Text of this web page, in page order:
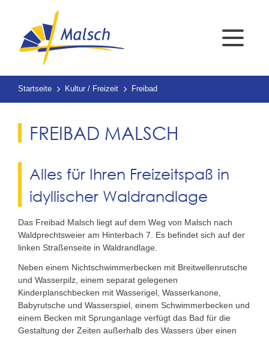
Startseite Kultur / Freizeit Freibad
FREIBAD MALSCH
Alles für Ihren Freizeitspaß in
idyllischer Waldrandlage
Das Freibad Malsch liegt auf dem Weg von Malsch nach
Waldprechtsweier am Hinterbach 7. Es befindet sich auf der
linken Straßenseite in Waldrandlage.
Neben einem Nichtschwimmerbecken mit Breitwellenrutsche
und Wasserpilz, einem separat gelegenen
Kinderplanschbecken mit Wasserigel, Wasserkanone,
Babyrutsche und Wasserspiel, einem Schwimmerbecken und
einem Becken mit Sprunganlage verfügt das Bad für die
Gestaltung der Zeiten außerhalb des Wassers über einen